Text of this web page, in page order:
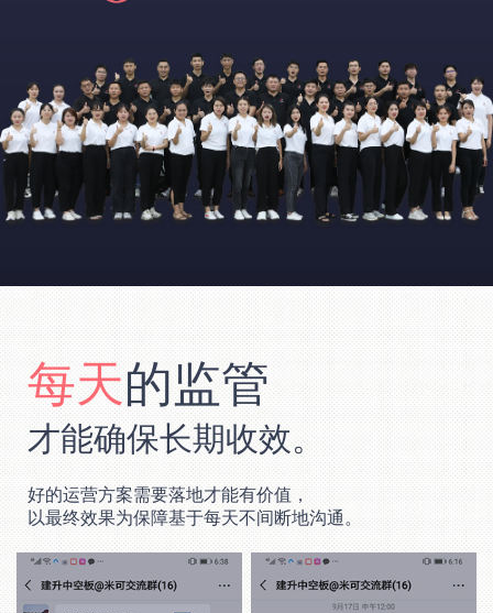
每天的监管
才能确保长期收效。
好的运营方案需要落地才能有价值，
以最终效果为保障基于每天不间断地沟通。